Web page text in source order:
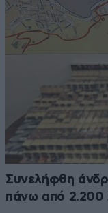
Συνελήφθη
πάνω από 2.200